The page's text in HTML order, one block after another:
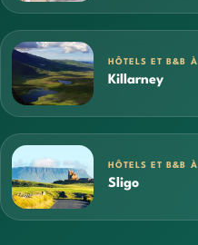
HÔTELS ET B&B À
Killarney
HÔTELS ET B&B À
Sligo